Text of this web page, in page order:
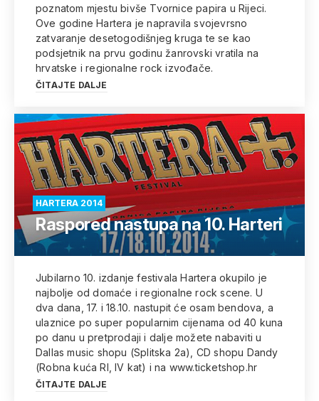
poznatom mjestu bivše Tvornice papira u Rijeci.
Ove godine Hartera je napravila svojevrsno
zatvaranje desetogodišnjeg kruga te se kao
podsjetnik na prvu godinu žanrovski vratila na
hrvatske i regionalne rock izvođače.
ČITAJTE DALJE
HARTERA 2014
Raspored nastupa na 10. Harteri
Jubilarno 10. izdanje festivala Hartera okupilo je
najbolje od domaće i regionalne rock scene. U
dva dana, 17. i 18.10. nastupit će osam bendova, a
ulaznice po super popularnim cijenama od 40 kuna
po danu u pretprodaji i dalje možete nabaviti u
Dallas music shopu (Splitska 2a), CD shopu Dandy
(Robna kuća RI, IV kat) i na www.ticketshop.hr
ČITAJTE DALJE